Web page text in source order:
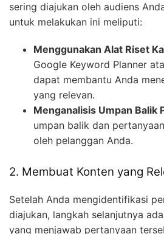
sering diajukan oleh audiens
untuk melakukan ini meliputi:
Menggunakan Alat Riset
Google Keyword Planner
dapat membantu Anda
yang relevan.
Menganalisis Umpan Balik
umpan balik dan
oleh pelanggan Anda.
2. Membuat Konten yang
Setelah Anda mengidentifikasi
diajukan, langkah selanjutnya
yang menjawab pertanyaan